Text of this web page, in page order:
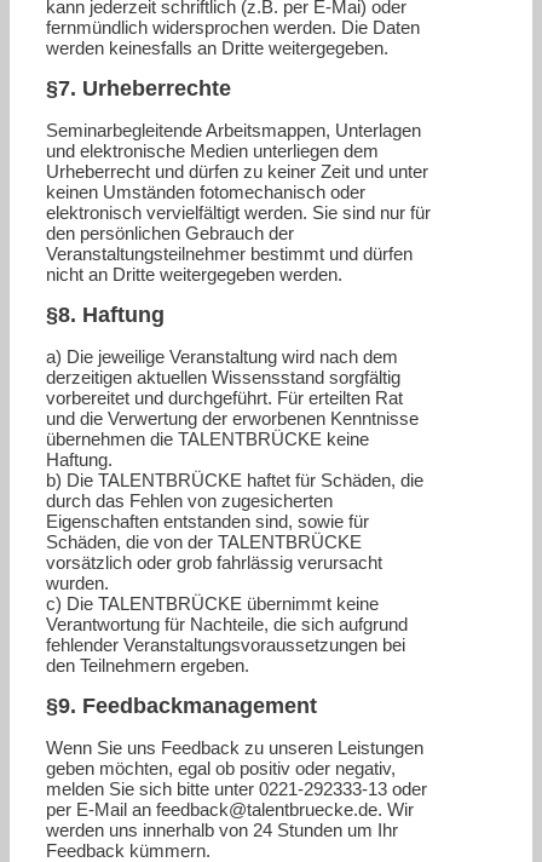
kann jederzeit schriftlich (z.B. per E-Mai) oder
fernmündlich widersprochen werden. Die Daten
werden keinesfalls an Dritte weitergegeben.
§7. Urheberrechte
Seminarbegleitende Arbeitsmappen, Unterlagen
und elektronische Medien unterliegen dem
Urheberrecht und dürfen zu keiner Zeit und unter
keinen Umständen fotomechanisch oder
elektronisch vervielfältigt werden. Sie sind nur für
den persönlichen Gebrauch der
Veranstaltungsteilnehmer bestimmt und dürfen
nicht an Dritte weitergegeben werden.
§8. Haftung
a) Die jeweilige Veranstaltung wird nach dem
derzeitigen aktuellen Wissensstand sorgfältig
vorbereitet und durchgeführt. Für erteilten Rat
und die Verwertung der erworbenen Kenntnisse
übernehmen die TALENTBRÜCKE keine
Haftung.
b) Die TALENTBRÜCKE haftet für Schäden, die
durch das Fehlen von zugesicherten
Eigenschaften entstanden sind, sowie für
Schäden, die von der TALENTBRÜCKE
vorsätzlich oder grob fahrlässig verursacht
wurden.
c) Die TALENTBRÜCKE übernimmt keine
Verantwortung für Nachteile, die sich aufgrund
fehlender Veranstaltungsvoraussetzungen bei
den Teilnehmern ergeben.
§9. Feedbackmanagement
Wenn Sie uns Feedback zu unseren Leistungen
geben möchten, egal ob positiv oder negativ,
melden Sie sich bitte unter 0221-292333-13 oder
per E-Mail an feedback@talentbruecke.de. Wir
werden uns innerhalb von 24 Stunden um Ihr
Feedback kümmern.